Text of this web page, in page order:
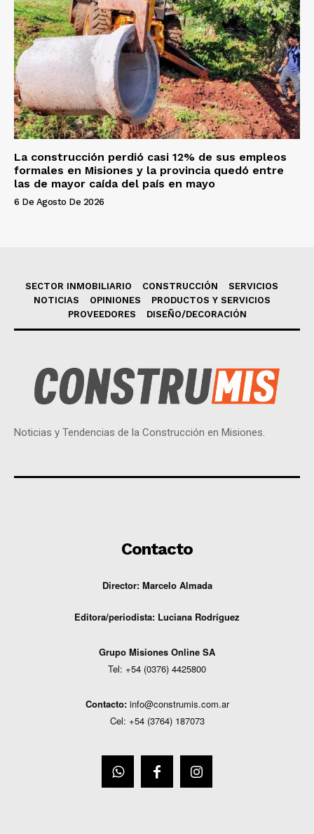
La construcción perdió casi 12% de sus empleos
formales en Misiones y la provincia quedó entre
las de mayor caída del país en mayo
6 De Agosto De 2026
SECTOR INMOBILIARIO CONSTRUCCIÓN
SERVICIOS
NOTICIAS
OPINIONES
PRODUCTOS Y SERVICIOS
PROVEEDORES
DISEÑO/DECORACIÓN
Noticias y Tendencias de la Construcción en Misiones.
Contacto
Director: Marcelo Almada
Editora/periodista: Luciana Rodríguez
Grupo Misiones Online SA
Tel: +54 (0376) 4425800
Contacto: info@construmis.com.ar
Cel: +54 (3764) 187073